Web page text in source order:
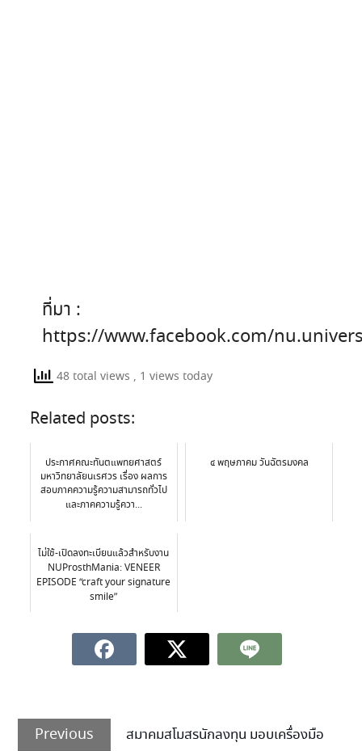
ที่มา :
https://www.facebook.com/
48 total views , 1 views today
Related posts:
ประกาศคณะทันตแพทยศาสตร์
มหาวิทยาลัยนเรศวร เรื่อง ผลการ
สอบภาคความรู้ความสามารถทั่วไป
และภาคความรู้ควา...
๔ พฤษภาคม วันฉัตรมงคล
ไม่ใช้-เปิดลงทะเบียนแล้วสำหรับงาน
NUProsthMania: VENEER
EPISODE “craft your signature
smile”
Previous
สมาคมสโมสรนักลงทุน มอบเครื่องมือ